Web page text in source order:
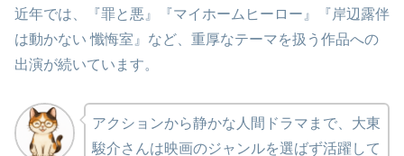
近年では、『罪と悪』『マイホームヒーロー』『岸辺露伴
は動かない 懺悔室』など、重厚なテーマを扱う作品への
出演が続いています。
アクションから静かな人間ドラマまで、大東
駿介さんは映画のジャンルを選ばず活躍して